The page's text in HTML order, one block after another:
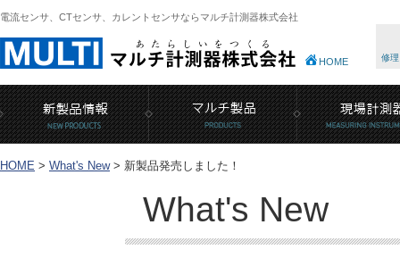
電流センサ、CTセンサ、カレントセンサならマルチ計測器株式会社
HOME 修
HOME > What's New> 新製品発売しました！
What's New